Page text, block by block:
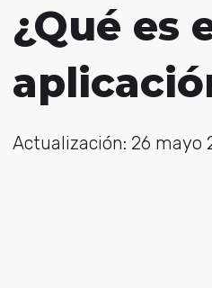
¿Qué es
Actualización: 26 mayo